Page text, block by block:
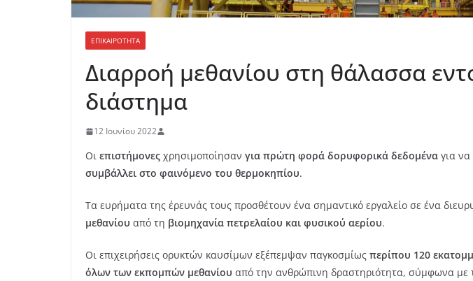
ΕΠΙΚΑΙΡΟΤΗΤΑ
Διαρροή μεθανίου στη θάλασσα
διάστημα
12 Ιουνίου 2022
Oι επιστήμονες χρησιμοποίησαν για πρώτη φορά δορυφορικά δεδομένα για να
συμβάλλει στο φαινόμενο του θερμοκηπίου.
Τα ευρήματα της έρευνάς τους προσθέτουν ένα σημαντικό εργαλείο σε ένα
μεθανίου από τη βιομηχανία πετρελαίου και φυσικού αερίου.
Οι επιχειρήσεις ορυκτών καυσίμων εξέπεμψαν παγκοσμίως περίπου 120
όλων των εκπομπών μεθανίου από την ανθρώπινη δραστηριότητα, σύμφωνα με